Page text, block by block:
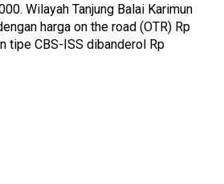
Wilayah Tanjung Balai Karimun
harga on the road (OTR) Rp
tipe CBS-ISS dibanderol Rp